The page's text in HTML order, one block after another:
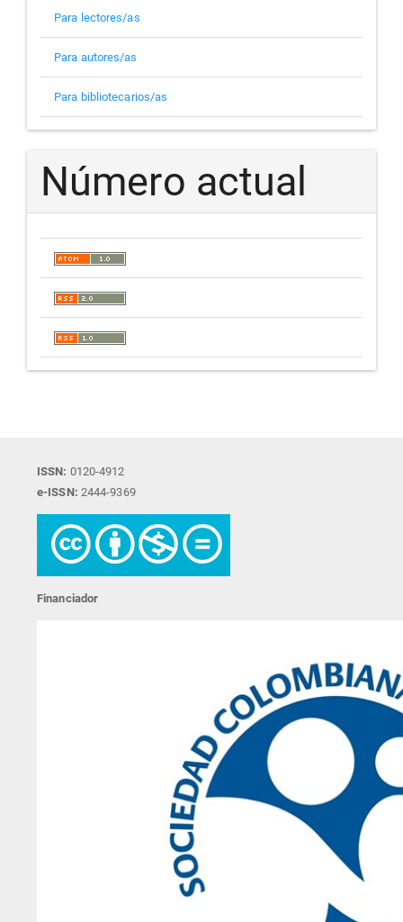
Para lectores/as
Para autores/as
Para bibliotecarios/as
Número actual
ISSN: 0120-4912
e-ISSN: 2444-9369
Financiador